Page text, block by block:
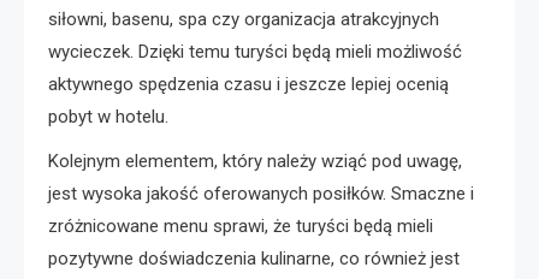
siłowni, basenu, spa czy organizacja atrakcyjnych
wycieczek. Dzięki temu turyści będą mieli możliwość
aktywnego spędzenia czasu i jeszcze lepiej ocenią
pobyt w hotelu.
Kolejnym elementem, który należy wziąć pod uwagę,
jest wysoka jakość oferowanych posiłków. Smaczne i
zróżnicowane menu sprawi, że turyści będą mieli
pozytywne doświadczenia kulinarne, co również jest